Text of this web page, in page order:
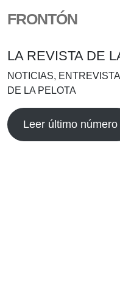
FRONTÓN
LA REVISTA DE
NOTICIAS,
DE LA PELOTA
Leer último número